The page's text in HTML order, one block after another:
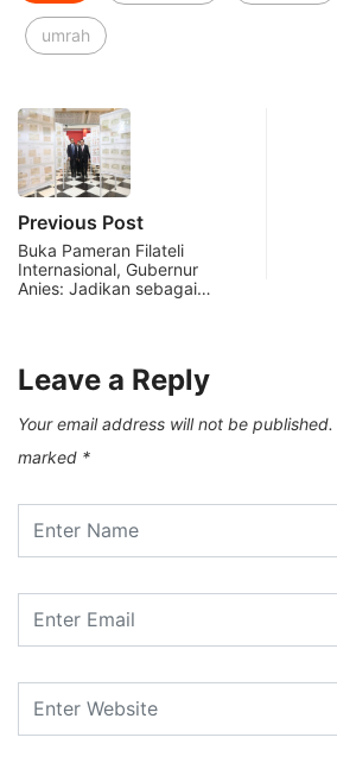
umrah
Previous Post
Buka Pameran Filateli
Internasional, Gubernur
Anies: Jadikan sebagai…
Leave a Reply
Your email address will not be published.
marked *